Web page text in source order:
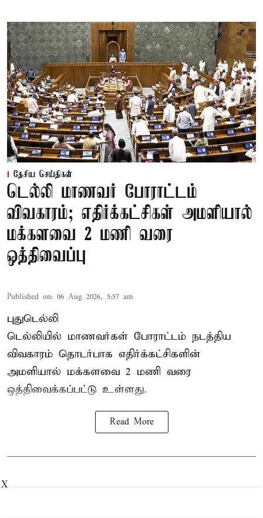
தேசிய செய்திகள்
டெல்லி மாணவர் போராட்டம்
விவகாரம்; எதிர்க்கட்சிகள் அமளியால்
மக்களவை 2 மணி வரை
ஒத்திவைப்பு
Published on: 06 Aug 2026, 5:57 am
புதுடெல்லி
டெல்லியில் மாணவர்கள் போராட்டம் நடத்திய
விவகாரம் தொடர்பாக எதிர்க்கட்சிகளின்
அமளியால் மக்களவை 2 மணி வரை
ஒத்திவைக்கப்பட்டு உள்ளது.
Read More
X